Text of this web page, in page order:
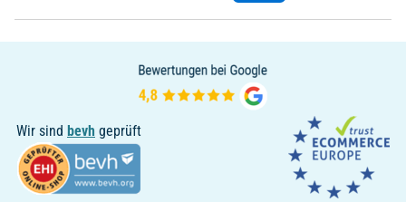
Wir sind bevh geprüft